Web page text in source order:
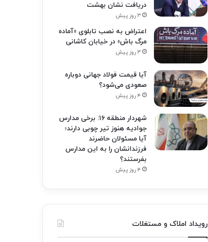
دریافت نشان بهشت
۳ روز پیش
اعتراض به نصب تابلوی «آماده
مرگ باش» در خیابان کاشانی
۳ روز پیش
آیا قیمت فولاد جهانی دوباره
صعودی می‌شود؟
۴ روز پیش
شهردار منطقه ۱۶: برخی مدارس
جوادیه هنوز تیر چوبی دارند؛
آیا مسئولان حاضرند
فرزندانشان را به این مدارس
بفرستند؟
۴ روز پیش
رویداد املاک و مستغلات